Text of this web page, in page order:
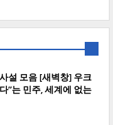
설 모음 [새벽창] 우크
”는 민주, 세계에 없는